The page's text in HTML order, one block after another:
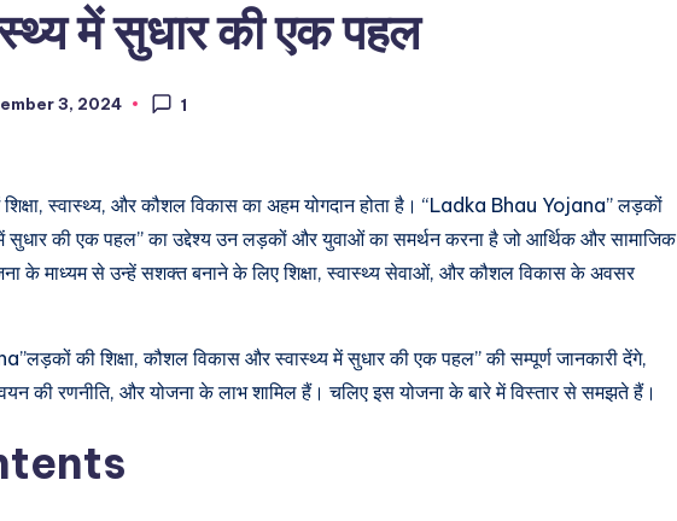
में सुधार की एक पहल
3, 2024 1
स्वास्थ्य, और कौशल विकास का अहम योगदान होता है। “Ladka Bhau Yojana” लड़कों
सुधार की एक पहल” का उद्देश्य उन लड़कों और युवाओं का समर्थन करना है जो आर्थिक और सामाजिक
के माध्यम से उन्हें सशक्त बनाने के लिए शिक्षा, स्वास्थ्य सेवाओं, और कौशल विकास के अवसर
की शिक्षा, कौशल विकास और स्वास्थ्य में सुधार की एक पहल” की सम्पूर्ण जानकारी देंगे,
की रणनीति, और योजना के लाभ शामिल हैं। चलिए इस योजना के बारे में विस्तार से समझते हैं।